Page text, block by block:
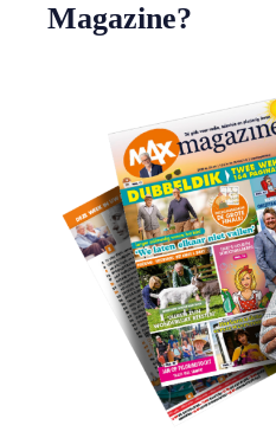
Magazine?